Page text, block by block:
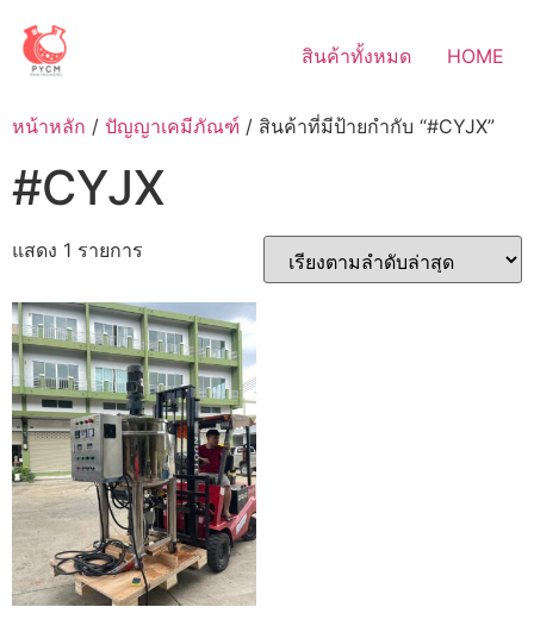
content
สินค้าทั้งหมด HOME
หน้าหลัก / ปัญญาเคมีภัณฑ์ / สินค้าที่มีป้ายกำกับ “#CYJX”
#CYJX
แสดง 1 รายการ